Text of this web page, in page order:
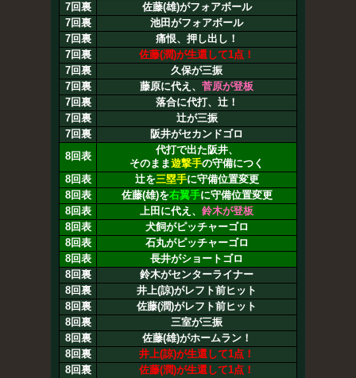
7回裏
佐藤(雄)がフォアボール
7回裏
池田がフォアボール
7回裏
痛恨、押し出し！
7回裏
佐藤(潤)が生還して1点！
7回裏
久保が三振
7回裏
藤原に代え、 菅原が登板
7回裏
落合に代打、辻！
7回裏
辻が三振
7回裏
阪井がセカンドゴロ
8回表
代打で出た阪井、
そのまま遊撃手の守備につく
8回表
辻を三塁手に守備位置変更
8回表
佐藤(雄)を右翼手に守備位置変更
8回表
上田に代え、 鈴木が登板
8回表
犬飼がピッチャーゴロ
8回表
石丸がピッチャーゴロ
8回表
長井がショートゴロ
8回裏
鈴木がセンターライナー
8回裏
井上(諒)がレフト前ヒット
8回裏
佐藤(潤)がレフト前ヒット
8回裏
三室が三振
8回裏
佐藤(雄)がホームラン！
8回裏
井上(諒)が生還して1点！
8回裏
佐藤(潤)が生還して1点！